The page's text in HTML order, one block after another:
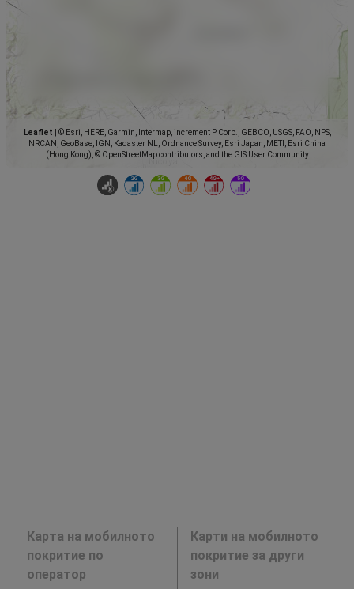
Leaflet
© Esri, HERE, Garmin, Intermap, increment P Corp., GEBCO, USGS, FAO, NPS,
NRCAN, GeoBase, IGN, Kadaster NL, Ordnance Survey, Esri Japan, METI, Esri China
(Hong Kong), © OpenStreetMap contributors, and the GIS User Community
Карта на мобилното
покритие по
оператор
Карти на мобилното
покритие за други
зони